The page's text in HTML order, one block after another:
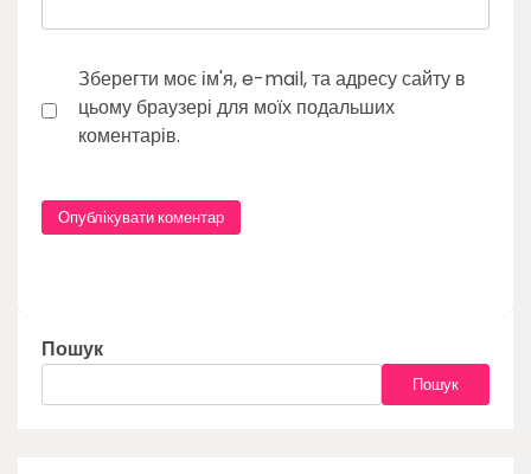
Зберегти моє ім'я, e-mail, та адресу сайту в
цьому браузері для моїх подальших
коментарів.
Пошук
Пошук